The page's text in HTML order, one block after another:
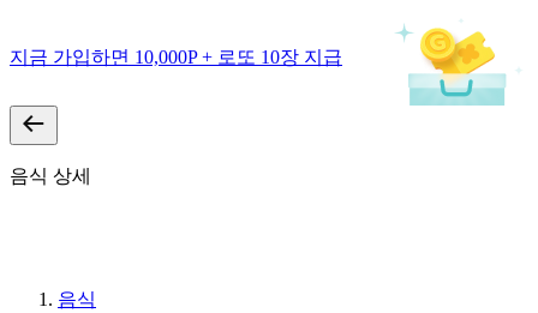
지금 가입하면 10,000P + 로또 10장 지급
음식 상세
음식